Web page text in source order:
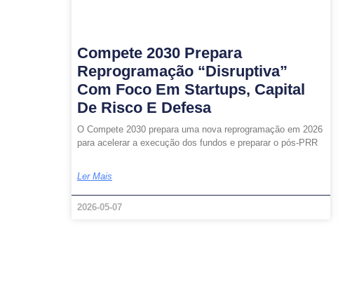
Compete 2030 Prepara
Reprogramação “disruptiva”
Com Foco Em Startups, Capital
De Risco E Defesa
O Compete 2030 prepara uma nova reprogramação em 2026
para acelerar a execução dos fundos e preparar o pós‑PRR
Ler Mais
2026-05-07